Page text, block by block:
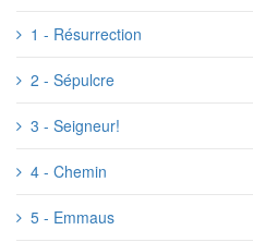
1 - Résurrection
2 - Sépulcre
3 - Seigneur!
4 - Chemin
5 - Emmaus